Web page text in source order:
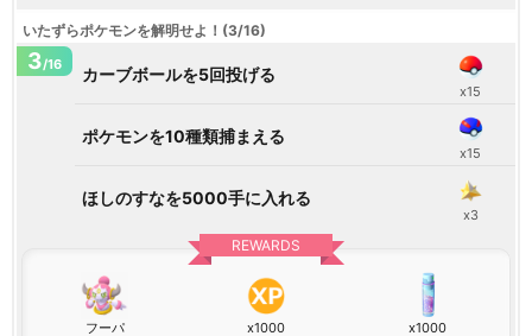
いたずらポケモンを解明せよ！(3/16)
3/16 カーブボールを5回投げる
x15
ポケモンを10種類捕まえる
x15
ほしのすなを5000手に入れる
x3
REWARDS
フーパ x1000 x1000